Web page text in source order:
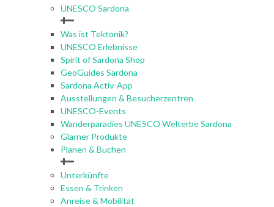
UNESCO Sardona
Was ist Tektonik?
UNESCO Erlebnisse
Spirit of Sardona Shop
GeoGuides Sardona
Sardona Activ-App
Ausstellungen & Besucherzentren
UNESCO-Events
Wanderparadies UNESCO Welterbe Sardona
Glarner Produkte
Planen & Buchen
Unterkünfte
Essen & Trinken
Anreise & Mobilität